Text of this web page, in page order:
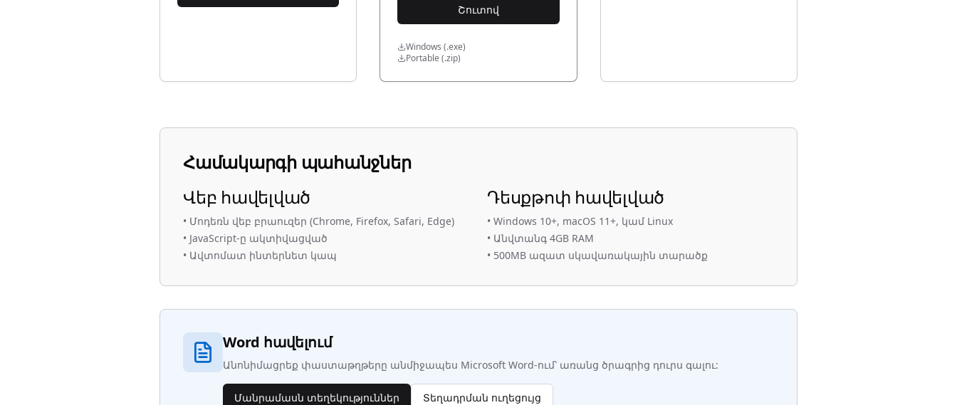
Շուտով
Windows (.exe)
Portable (.zip)
Համակարգի պահանջներ
Վեբ հավելված
• Մոդեռն վեբ բրաուզեր (Chrome, Firefox, Safari, Edge)
• JavaScript-ը ակտիվացված
• Ավտոմատ ինտերնետ կապ
Դեսքթոփ հավելված
• Windows 10+, macOS 11+, կամ Linux
• Անվտանգ 4GB RAM
• 500MB ազատ սկավառակային տարածք
Word հավելում
Անոնիմացրեք փաստաթղթերը անմիջապես Microsoft Word-ում՝ առանց ծրագրից դուրս գալու:
Մանրամասն տեղեկություններ Տեղադրման ուղեցույց